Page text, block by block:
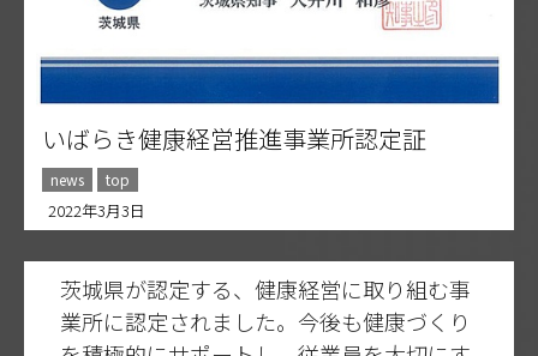
いばらき健康経営推進事業所認定証
news top
2022年3月3日
茨城県が認定する、健康経営に取り組む事
業所に認定されました。今後も健康づくり